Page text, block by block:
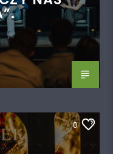
0